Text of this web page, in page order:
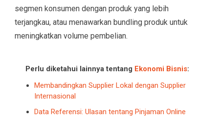
segmen konsumen dengan produk yang lebih
terjangkau, atau menawarkan bundling produk untuk
meningkatkan volume pembelian.
Perlu diketahui lainnya tentang Ekonomi Bisnis:
Membandingkan Supplier Lokal dengan Supplier
Internasional
Data Referensi: Ulasan tentang Pinjaman Online